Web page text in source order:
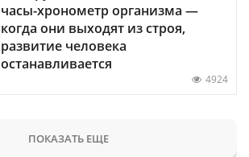
часы-хронометр организма —
когда они выходят из строя,
развитие человека
останавливается
4924
ПОКАЗАТЬ ЕЩЕ